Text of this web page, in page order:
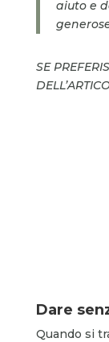
aiuto e
SE
Dare
Quando si